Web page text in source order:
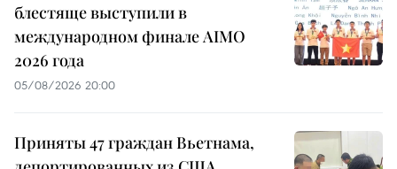
блестяще выступили в
международном финале AIMO
2026 года
05/08/2026 20:00
Приняты 47 граждан Вьетнама,